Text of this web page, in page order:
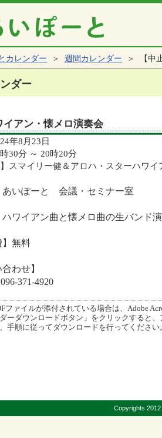
カレンダー ＞ 週間カレンダー ＞ 【中
ダー
イアン・懐メロ演奏会
年8月23日
30分 ～ 20時20分
】スマイリー健＆アロハ・スターハワイ
あいぽーと 会議・セミナー室
ハワイアン曲と懐メロ曲の生バンド
】無料
わせ】
371-4920
ファイルが添付されている場合は、Adobe
ーダウンロードボタン」をクリックすると
手順に従ってダウンロードを行ってください
Copyrights